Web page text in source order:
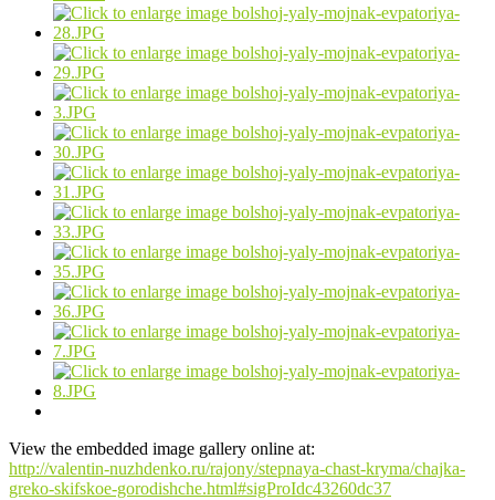
View the embedded image gallery online at:
http://valentin-nuzhdenko.ru/rajony/stepnaya-chast-kryma/chajka-
greko-skifskoe-gorodishche.html#sigProIdc43260dc37